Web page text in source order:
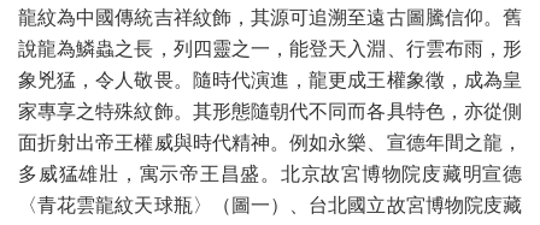
龍紋為中國傳統吉祥紋飾，其源可追溯至遠古圖騰信仰。舊
說龍為鱗蟲之長，列四靈之一，能登天入淵、行雲布雨，形
象兇猛，令人敬畏。隨時代演進，龍更成王權象徵，成為皇
家專享之特殊紋飾。其形態隨朝代不同而各具特色，亦從側
面折射出帝王權威與時代精神。例如永樂、宣德年間之龍，
多威猛雄壯，寓示帝王昌盛。北京故宮博物院庋藏明宣德
〈青花雲龍紋天球瓶〉（圖一）、台北國立故宮博物院庋藏